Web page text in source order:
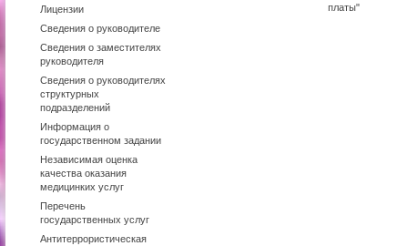
Лицензии
Сведения о руководителе
Сведения о заместителях
руководителя
Сведения о руководителях
структурных
подразделений
Информация о
государственном задании
Независимая оценка
качества оказания
медицинких услуг
Перечень
государственных услуг
Антитеррористическая
платы"